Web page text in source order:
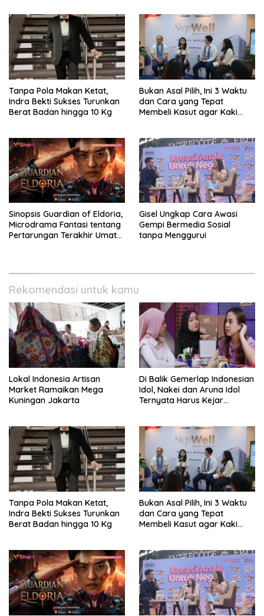
Tanpa Pola Makan Ketat,
Indra Bekti Sukses Turunkan
Berat Badan hingga 10 Kg
Bukan Asal Pilih, Ini 3 Waktu
dan Cara yang Tepat
Membeli Kasut agar Kaki
Sinopsis Guardian of Eldoria,
Microdrama Fantasi tentang
Pertarungan Terakhir Umat
Gisel Ungkap Cara Awasi
Gempi Bermedia Sosial
tanpa Menggurui
Rekomendasi untuk kamu
Lokal Indonesia Artisan
Market Ramaikan Mega
Kuningan Jakarta
Di Balik Gemerlap Indonesian
Idol, Nakei dan Aruna Idol
Ternyata Harus Kejar
Tanpa Pola Makan Ketat,
Indra Bekti Sukses Turunkan
Berat Badan hingga 10 Kg
Bukan Asal Pilih, Ini 3 Waktu
dan Cara yang Tepat
Membeli Kasut agar Kaki